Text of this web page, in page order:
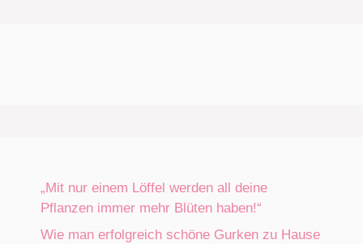
„Mit nur einem Löffel werden all deine
Pflanzen immer mehr Blüten haben!“
Wie man erfolgreich schöne Gurken zu Hause